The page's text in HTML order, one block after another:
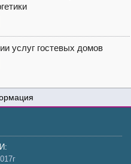
услуг гостевых домов